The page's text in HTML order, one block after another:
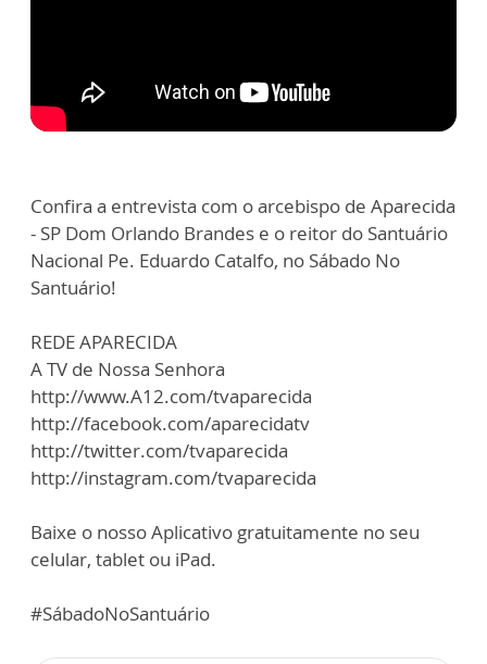
Confira a entrevista com o arcebispo de Aparecida
- SP Dom Orlando Brandes e o reitor do Santuário
Nacional Pe. Eduardo Catalfo, no Sábado No
Santuário!
REDE APARECIDA
A TV de Nossa Senhora
http://www.A12.com/tvaparecida
http://facebook.com/aparecidatv
http://twitter.com/tvaparecida
http://instagram.com/tvaparecida
Baixe o nosso Aplicativo gratuitamente no seu
celular, tablet ou iPad.
#SábadoNoSantuário